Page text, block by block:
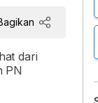
dari
PN